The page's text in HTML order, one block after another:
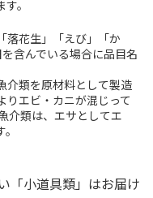
。
落花生」「えび」「か
含んでいる場合に品目名
介類を原材料として製造
りエビ・カニが混じって
介類は、エサとしてエ
「小道具類」はお届け